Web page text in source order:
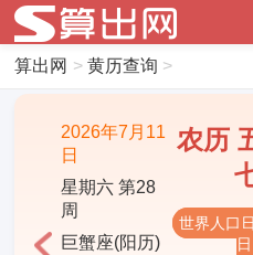
算出网 > 黄历查询 >
2026年7月11
日
星期六 第28
周
巨蟹座(阳历)
农历
世界人口
日